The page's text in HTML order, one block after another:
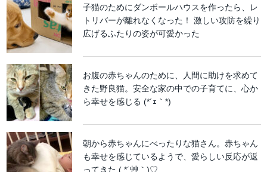
子猫のためにダンボールハウスを作ったら、レ
トリバーが離れなくなった！ 激しい攻防を繰り
広げるふたりの姿が可愛かった
お腹の赤ちゃんのために、人間に助けを求めて
きた野良猫。安全な家の中での子育てに、心か
ら幸せを感じる (*´ｪ｀*)
朝から赤ちゃんにべったりな猫さん。赤ちゃん
も幸せを感じているようで、愛らしい反応が返
ってきた ( *´艸｀)♡